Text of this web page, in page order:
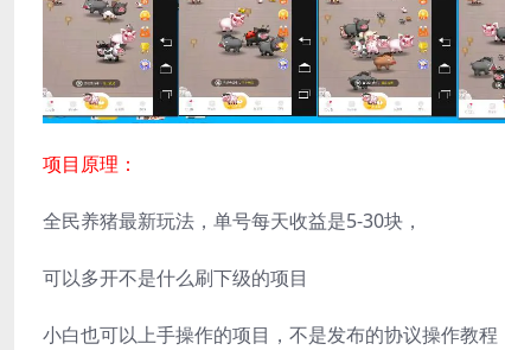
项目原理：
全民养猪最新玩法，单号每天收益是5-30块，
可以多开不是什么刷下级的项目
小白也可以上手操作的项目，不是发布的协议操作教程